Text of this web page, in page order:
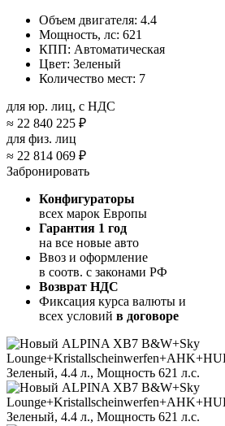
Объем двигателя: 4.4
Мощность, лс: 621
КПП: Автоматическая
Цвет: Зеленый
Количество мест: 7
для юр. лиц, с НДС
≈ 22 840 225 ₽
для физ. лиц
≈ 22 814 069 ₽
Забронировать
Конфигураторы
всех марок Европы
Гарантия 1 год
на все новые авто
Ввоз и оформление
в соотв. с законами РФ
Возврат НДС
Фиксация курса валюты и
всех условий в договоре